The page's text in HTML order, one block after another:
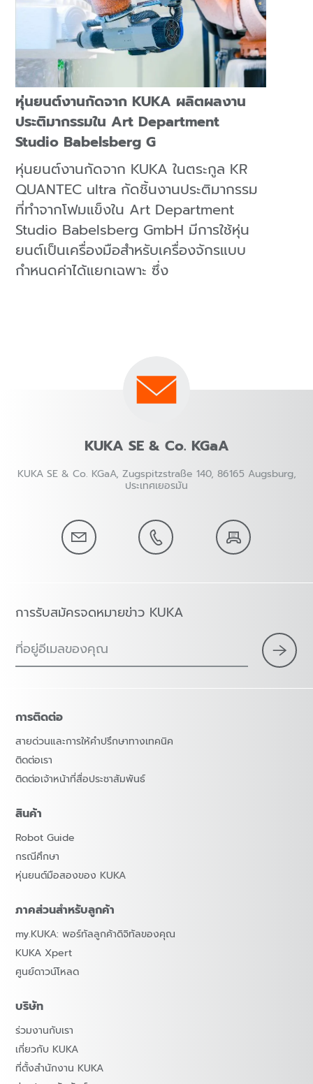
หุ่นยนต์งานกัดจาก KUKA ผลิตผลงาน
ประติมากรรมใน Art Department
Studio Babelsberg G
หุ่นยนต์งานกัดจาก KUKA ในตระกูล KR
QUANTEC ultra กัดชิ้นงานประติมากรรม
ที่ทำจากโฟมแข็งใน Art Department
Studio Babelsberg GmbH มีการใช้หุ่น
ยนต์เป็นเครื่องมือสำหรับเครื่องจักรแบบ
กำหนดค่าได้แยกเฉพาะ ซึ่ง
KUKA SE & Co. KGaA
KUKA SE & Co. KGaA, Zugspitzstraße 140, 86165 Augsburg,
ประเทศเยอรมัน
การรับสมัครจดหมายข่าว KUKA
ที่อยู่อีเมลของคุณ
การติดต่อ
สายด่วนและการให้คำปรึกษาทางเทคนิค
ติดต่อเรา
ติดต่อเจ้าหน้าที่สื่อประชาสัมพันธ์
สินค้า
Robot Guide
กรณีศึกษา
หุ่นยนต์มือสองของ KUKA
ภาคส่วนสำหรับลูกค้า
my.KUKA: พอร์ทัลลูกค้าดิจิทัลของคุณ
KUKA Xpert
ศูนย์ดาวน์โหลด
บริษัท
ร่วมงานกับเรา
เกี่ยวกับ KUKA
ที่ตั้งสำนักงาน KUKA